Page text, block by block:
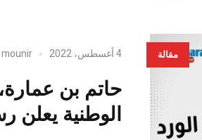
مقالة 4 أغسطس، 2022 mounir
حاتم بن
الوطنية يعلن